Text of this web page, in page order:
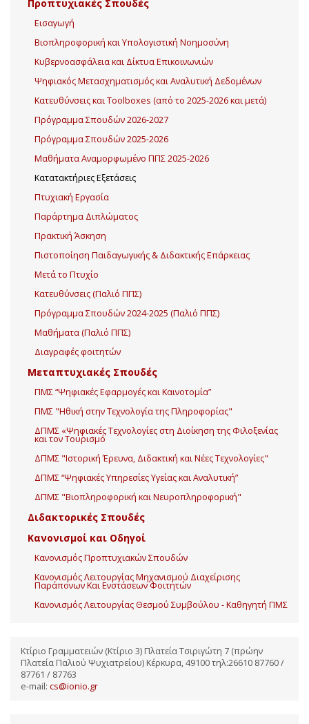
Προπτυχιακές Σπουδές
Εισαγωγή
Βιοπληροφορική και Υπολογιστική Νοημοσύνη
Κυβερνοασφάλεια και Δίκτυα Επικοινωνιών
Ψηφιακός Μετασχηματισμός και Αναλυτική Δεδομένων
Κατευθύνσεις και Toolboxes (από το 2025-2026 και μετά)
Πρόγραμμα Σπουδών 2026-2027
Πρόγραμμα Σπουδών 2025-2026
Μαθήματα Αναμορφωμένο ΠΠΣ 2025-2026
Κατατακτήριες Εξετάσεις
Πτυχιακή Εργασία
Παράρτημα Διπλώματος
Πρακτική Άσκηση
Πιστοποίηση Παιδαγωγικής & Διδακτικής Επάρκειας
Μετά το Πτυχίο
Κατευθύνσεις (Παλιό ΠΠΣ)
Πρόγραμμα Σπουδών 2024-2025 (Παλιό ΠΠΣ)
Μαθήματα (Παλιό ΠΠΣ)
Διαγραφές φοιτητών
Μεταπτυχιακές Σπουδές
ΠΜΣ “Ψηφιακές Εφαρμογές και Καινοτομία”
ΠΜΣ "Ηθική στην Τεχνολογία της Πληροφορίας"
ΔΠΜΣ «Ψηφιακές Τεχνολογίες στη Διοίκηση της Φιλοξενίας
και τον Τουρισμό
ΔΠΜΣ "Ιστορική Έρευνα, Διδακτική και Νέες Τεχνολογίες"
ΔΠΜΣ “Ψηφιακές Υπηρεσίες Υγείας και Αναλυτική”
ΔΠΜΣ "Βιοπληροφορική και Νευροπληροφορική"
Διδακτορικές Σπουδές
Κανονισμοί και Οδηγοί
Κανονισμός Προπτυχιακών Σπουδών
Κανονισμός Λειτουργίας Μηχανισμού Διαχείρισης
Παράπονων Και Ενστάσεων Φοιτητών
Κανονισμός Λειτουργίας Θεσμού Συμβούλου - Καθηγητή ΠΜΣ
Κτίριο Γραμματειών (Κτίριο 3) Πλατεία Τσιριγώτη 7 (πρώην
Πλατεία Παλιού Ψυχιατρείου) Κέρκυρα, 49100 τηλ:26610 87760 /
87761 / 87763
e-mail: cs@ionio.gr